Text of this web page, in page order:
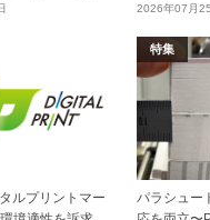
2026年07月
ルプリントマー
特集
パラシュー